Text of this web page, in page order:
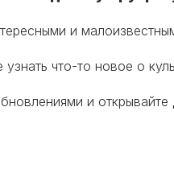
и
что-то новое о
и